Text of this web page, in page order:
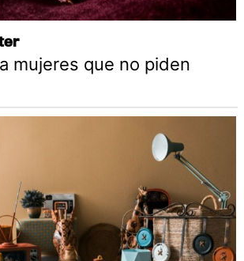
mujeres que no piden